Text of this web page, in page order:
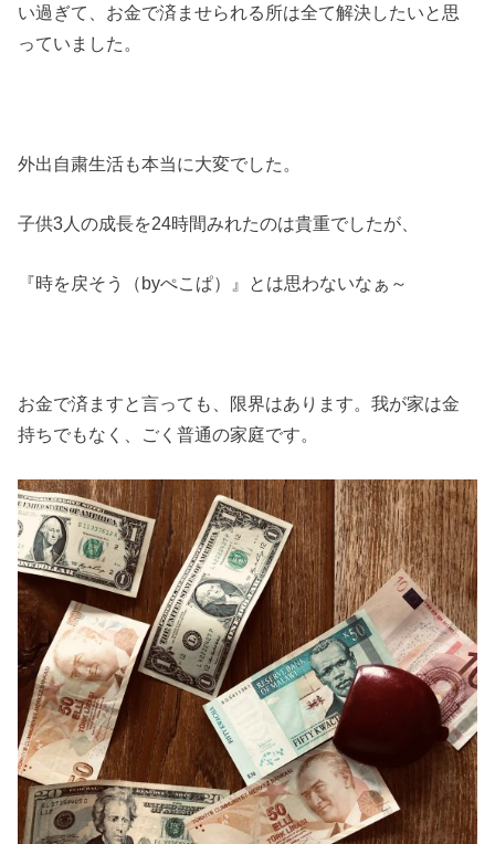
い過ぎて、お金で済ませられる所は全て解決したいと思
っていました。
外出自粛生活も本当に大変でした。
子供3人の成長を24時間みれたのは貴重でしたが、
『時を戻そう（byぺこぱ）』とは思わないなぁ～
お金で済ますと言っても、限界はあります。我が家は金
持ちでもなく、ごく普通の家庭です。